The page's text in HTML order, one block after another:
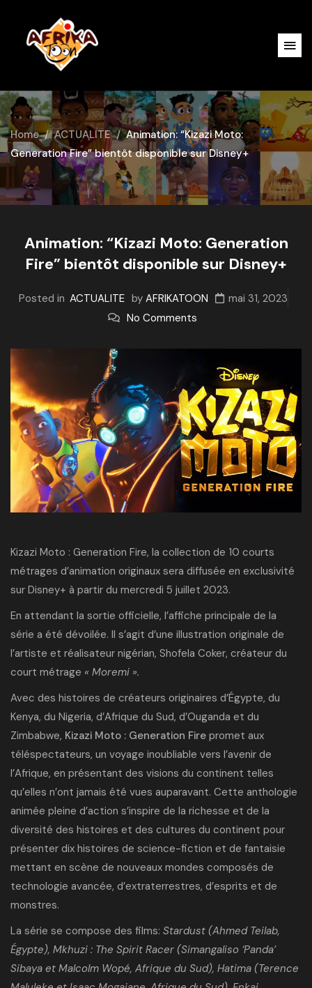
Home ACTUALITE
Animation: “Kizazi Moto:
Generation Fire” bientôt disponible sur Disney+
Animation: “Kizazi Moto: Generation
Fire” bientôt disponible sur Disney+
Posted in ACTUALITE by AFRIKATOON
mai 31, 2023
No Comments
Kizazi Moto : Generation Fire, la collection de 10 courts
métrages d’animation originaux sera diffusée en exclusivité
sur Disney+ à partir du mercredi 5 juillet 2023.
En attendant la sortie officielle, l’affiche principale de la
série a été dévoilée. Il s’agit d’une illustration originale de
l’artiste et réalisateur nigérian, Shofela Coker, créateur du
court métrage « Moremi ».
Avec des histoires de créateurs originaires d’Égypte, du
Kenya, du Nigeria, d’Afrique du Sud, d’Ouganda et du
Zimbabwe, Kizazi Moto : Generation Fire promet aux
téléspectateurs, un voyage inoubliable vers l’avenir de
l’Afrique, en présentant des visions du continent telles
qu’elles n’ont jamais été vues auparavant. Cette anthologie
animée pleine d’action s’inspire de la richesse et de la
diversité des histoires et des cultures du continent pour
présenter dix histoires de science-fiction et de fantaisie
mettant en scène de nouveaux mondes composés de
technologie avancée, d’extraterrestres, d’esprits et de
monstres.
La série se compose des films: Stardust (Ahmed Teilab,
Égypte), Mkhuzi : The Spirit Racer (Simangaliso ‘Panda’
Sibaya et Malcolm Wopé, Afrique du Sud), Hatima (Terence